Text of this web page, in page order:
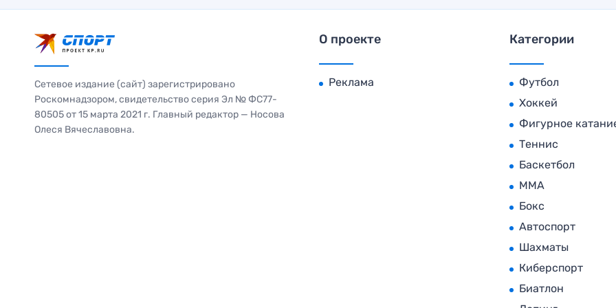
Сетевое издание (сайт) зарегистрировано
Роскомнадзором, свидетельство серия Эл № ФС77-
80505 от 15 марта 2021 г. Главный редактор — Носова
Олеся Вячеславовна.
О проекте
Реклама
Категории
Футбол
Хоккей
Фигурное
Теннис
Баскетбол
MMA
Бокс
Автоспорт
Шахматы
Киберспорт
Биатлон